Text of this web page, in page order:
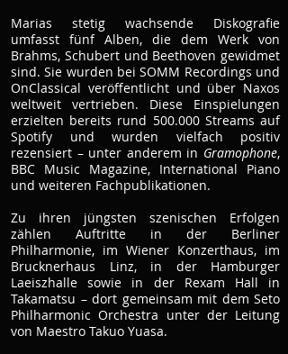
Marias stetig wachsende Diskografie
umfasst fünf Alben, die dem Werk von
Brahms, Schubert und Beethoven gewidmet
sind. Sie wurden bei SOMM Recordings und
OnClassical veröffentlicht und über Naxos
weltweit vertrieben. Diese Einspielungen
erzielten bereits rund 500.000 Streams auf
Spotify und wurden vielfach positiv
rezensiert – unter anderem in Gramophone,
BBC Music Magazine, International Piano
und weiteren Fachpublikationen.
Zu ihren jüngsten szenischen Erfolgen
zählen Auftritte in der Berliner
Philharmonie, im Wiener Konzerthaus, im
Brucknerhaus Linz, in der Hamburger
Laeiszhalle sowie in der Rexam Hall in
Takamatsu – dort gemeinsam mit dem Seto
Philharmonic Orchestra unter der Leitung
von Maestro Takuo Yuasa.